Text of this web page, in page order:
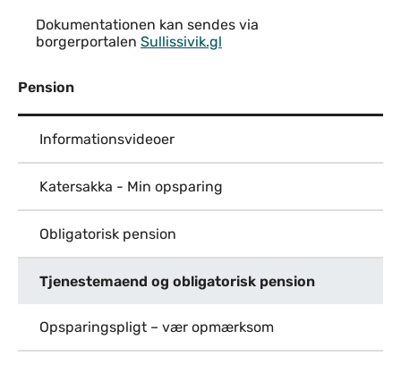
Dokumentationen kan sendes via
borgerportalen Sullissivik.gl
Pension
Informationsvideoer
Katersakka - Min opsparing
Obligatorisk pension
Tjenestemaend og obligatorisk pension
Opsparingspligt – vær opmærksom